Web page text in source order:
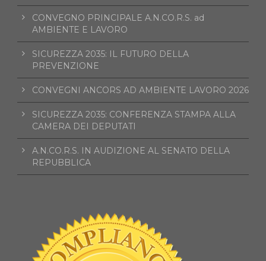
CONVEGNO PRINCIPALE A.N.CO.R.S. ad
AMBIENTE E LAVORO
SICUREZZA 2035: IL FUTURO DELLA
PREVENZIONE
CONVEGNI ANCORS AD AMBIENTE LAVORO 2026
SICUREZZA 2035: CONFERENZA STAMPA ALLA
CAMERA DEI DEPUTATI
A.N.CO.R.S. IN AUDIZIONE AL SENATO DELLA
REPUBBLICA